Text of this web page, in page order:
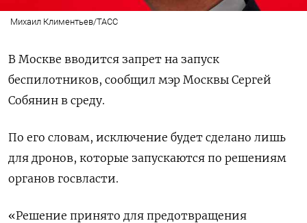
Михаил Климентьев/ТАСС
В Москве вводится запрет на запуск
беспилотников, сообщил мэр Москвы Сергей
Собянин в среду.
По его словам, исключение будет сделано лишь
для дронов, которые запускаются по решениям
органов госвласти.
«Решение принято для предотвращения